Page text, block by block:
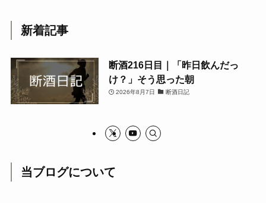
新着記事
断酒216日目｜「昨日飲んだっ
け？」そう思った朝
2026年8月7日 断酒日記
当ブログについて